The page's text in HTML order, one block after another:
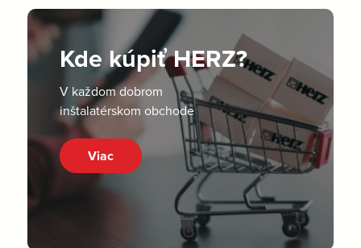
Kde kúpiť HERZ?
V každom dobrom
inštalatérskom obchode
Viac